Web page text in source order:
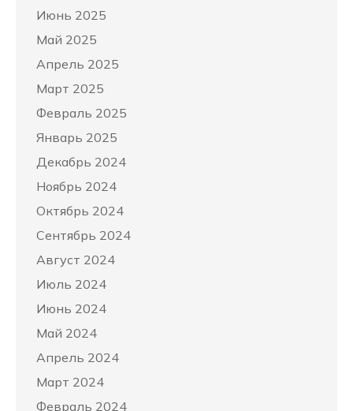
Июнь 2025
Май 2025
Апрель 2025
Март 2025
Февраль 2025
Январь 2025
Декабрь 2024
Ноябрь 2024
Октябрь 2024
Сентябрь 2024
Август 2024
Июль 2024
Июнь 2024
Май 2024
Апрель 2024
Март 2024
Февраль 2024